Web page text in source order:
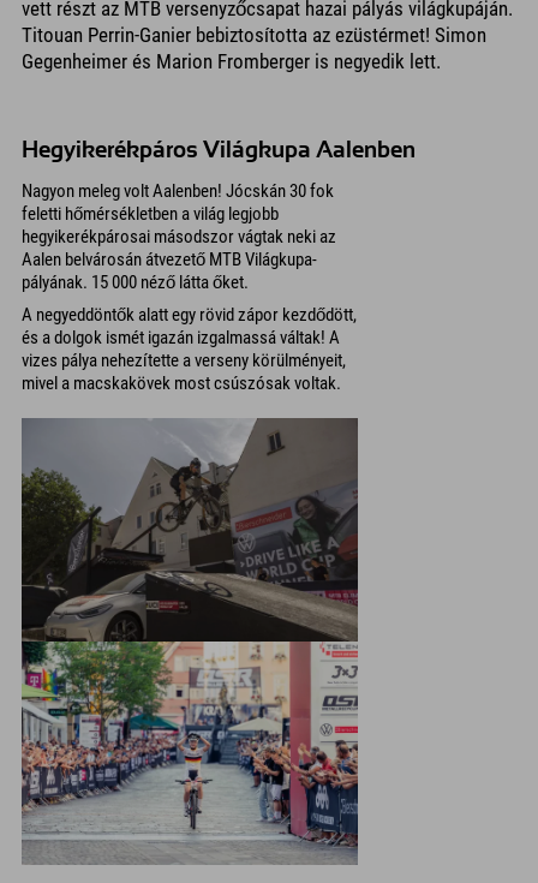
vett részt az MTB versenyzőcsapat hazai pályás világkupáján.
Titouan Perrin-Ganier bebiztosította az ezüstérmet! Simon
Gegenheimer és Marion Fromberger is negyedik lett.
Hegyikerékpáros Világkupa Aalenben
Nagyon meleg volt Aalenben! Jócskán 30 fok
feletti hőmérsékletben a világ legjobb
hegyikerékpárosai másodszor vágtak neki az
Aalen belvárosán átvezető MTB Világkupa-
pályának. 15 000 néző látta őket.
A negyeddöntők alatt egy rövid zápor kezdődött,
és a dolgok ismét igazán izgalmassá váltak! A
vizes pálya nehezítette a verseny körülményeit,
mivel a macskakövek most csúszósak voltak.